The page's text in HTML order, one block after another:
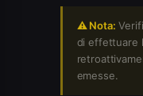
⚠ Nota:
di effettuare
emesse.